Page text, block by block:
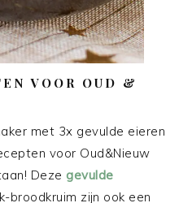
VOOR OUD &
met 3x gevulde eieren
voor Oud&Nieuw
Dezegevulde
broodkruim zijn ook een